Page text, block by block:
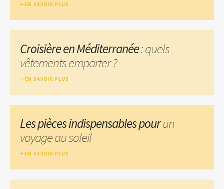
EN SAVOIR PLUS
Croisière en Méditerranée: quels
vêtements emporter ?
EN SAVOIR PLUS
Les pièces indispensables pourun
voyage au soleil
EN SAVOIR PLUS